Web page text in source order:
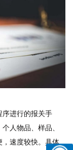
序进行的报关手
人物品、样品、
，速度较快。具体